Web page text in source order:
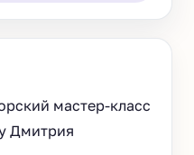
мастер-класс
Дмитрия